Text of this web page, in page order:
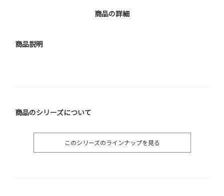
商品の詳細
商品説明
商品のシリーズについて
このシリーズのラインナップを見る